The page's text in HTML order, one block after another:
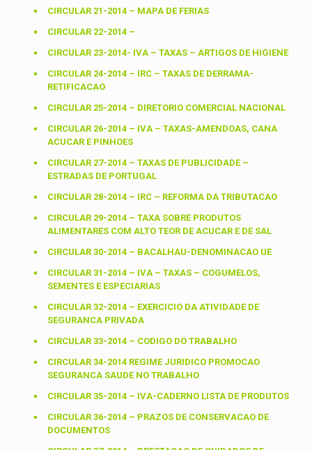
CIRCULAR 21-2014 – MAPA DE FERIAS
CIRCULAR 22-2014 –
CIRCULAR 23-2014- IVA – TAXAS – ARTIGOS DE HIGIENE
CIRCULAR 24-2014 – IRC – TAXAS DE DERRAMA-
RETIFICACAO
CIRCULAR 25-2014 – DIRETORIO COMERCIAL NACIONAL
CIRCULAR 26-2014 – IVA – TAXAS-AMENDOAS, CANA
ACUCAR E PINHOES
CIRCULAR 27-2014 – TAXAS DE PUBLICIDADE –
ESTRADAS DE PORTUGAL
CIRCULAR 28-2014 – IRC – REFORMA DA TRIBUTACAO
CIRCULAR 29-2014 – TAXA SOBRE PRODUTOS
ALIMENTARES COM ALTO TEOR DE ACUCAR E DE SAL
CIRCULAR 30-2014 – BACALHAU-DENOMINACAO UE
CIRCULAR 31-2014 – IVA – TAXAS – COGUMELOS,
SEMENTES E ESPECIARIAS
CIRCULAR 32-2014 – EXERCICIO DA ATIVIDADE DE
SEGURANCA PRIVADA
CIRCULAR 33-2014 – CODIGO DO TRABALHO
CIRCULAR 34-2014 REGIME JURIDICO PROMOCAO
SEGURANCA SAUDE NO TRABALHO
CIRCULAR 35-2014 – IVA-CADERNO LISTA DE PRODUTOS
CIRCULAR 36-2014 – PRAZOS DE CONSERVACAO DE
DOCUMENTOS